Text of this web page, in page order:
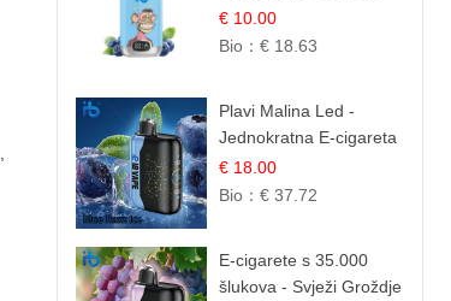
Plavi Malina Led |
IBVape
€ 10.00
Bio： € 18.63
Plavi Malina Led -
Jednokratna E-cigareta
s 35.000 šlukova |
IBVape
€ 18.00
Bio： € 37.72
E-cigarete s 35.000
šlukova - Svježi Groždje